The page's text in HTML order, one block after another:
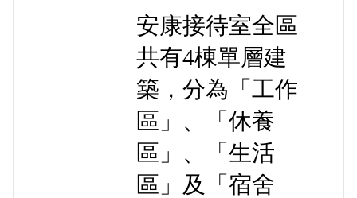
安康接待室全區
共有4棟單層建
築，分為「工作
區」、「休養
區」、「生活
區」及「宿舍